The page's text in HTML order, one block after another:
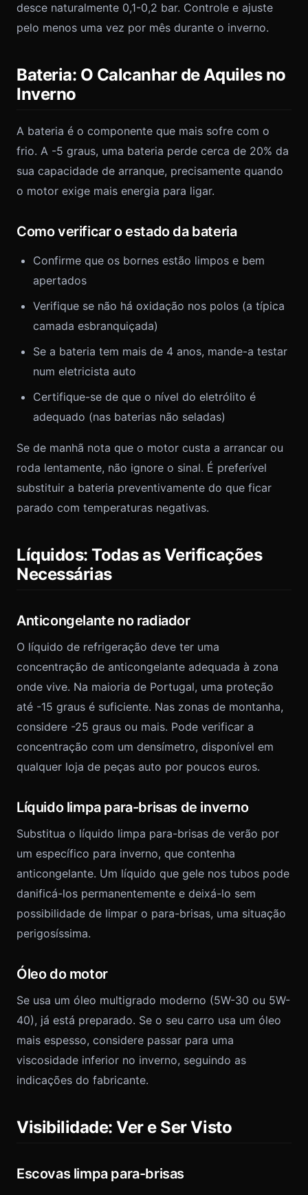
desce naturalmente 0,1-0,2 bar. Controle e ajuste
pelo menos uma vez por mês durante o inverno.
Bateria: O Calcanhar de Aquiles no
Inverno
A bateria é o componente que mais sofre com o
frio. A -5 graus, uma bateria perde cerca de 20% da
sua capacidade de arranque, precisamente quando
o motor exige mais energia para ligar.
Como verificar o estado da bateria
Confirme que os bornes estão limpos e bem
apertados
Verifique se não há oxidação nos polos (a típica
camada esbranquiçada)
Se a bateria tem mais de 4 anos, mande-a testar
num eletricista auto
Certifique-se de que o nível do eletrólito é
adequado (nas baterias não seladas)
Se de manhã nota que o motor custa a arrancar ou
roda lentamente, não ignore o sinal. É preferível
substituir a bateria preventivamente do que ficar
parado com temperaturas negativas.
Líquidos: Todas as Verificações
Necessárias
Anticongelante no radiador
O líquido de refrigeração deve ter uma
concentração de anticongelante adequada à zona
onde vive. Na maioria de Portugal, uma proteção
até -15 graus é suficiente. Nas zonas de montanha,
considere -25 graus ou mais. Pode verificar a
concentração com um densímetro, disponível em
qualquer loja de peças auto por poucos euros.
Líquido limpa para-brisas de inverno
Substitua o líquido limpa para-brisas de verão por
um específico para inverno, que contenha
anticongelante. Um líquido que gele nos tubos pode
danificá-los permanentemente e deixá-lo sem
possibilidade de limpar o para-brisas, uma situação
perigosíssima.
Óleo do motor
Se usa um óleo multigrado moderno (5W-30 ou 5W-
40), já está preparado. Se o seu carro usa um óleo
mais espesso, considere passar para uma
viscosidade inferior no inverno, seguindo as
indicações do fabricante.
Visibilidade: Ver e Ser Visto
Escovas limpa para-brisas